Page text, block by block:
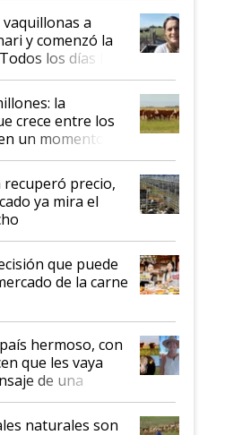
a
y comenzó la
los días le
productor”
la
crece entre los
un momento
la actividad
recuperó precio,
ya mira el
que puede
de la carne
hermoso, con
que les vaya
de una
sobre las
que se abren
naturales son